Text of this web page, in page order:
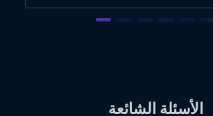
الأسئلة الشائعة